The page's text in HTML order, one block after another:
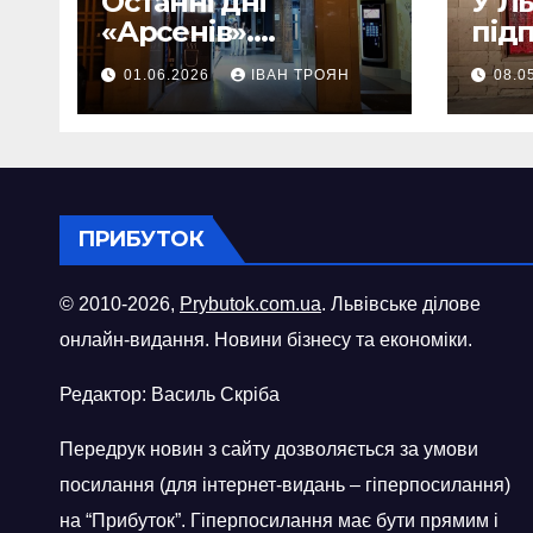
«Арсенів».
Фоторепортаж
01.06.2026 ІВАН ТРОЯН
ПРИБУТОК
© 2010-2026, Prybutok.com.ua. Львівське ділове
онлайн-видання. Новини бізнесу та економіки.
Редактор: Василь Скріба
Передрук новин з сайту дозволяється за умови
посилання (для інтернет-видань – гіперпосилання)
на “Прибуток”. Гіперпосилання має бути прямим і